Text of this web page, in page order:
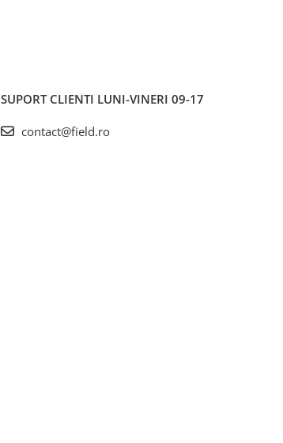
SUPORT CLIENTI LUNI-VINERI 09-17
contact@field.ro